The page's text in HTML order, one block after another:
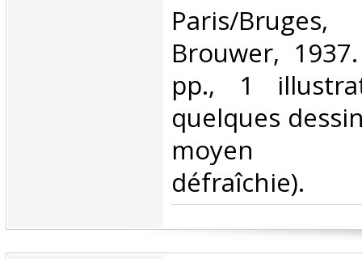
‎Paris/
Brouwer,
pp., 1
quelques
moyen
défraîchie).‎